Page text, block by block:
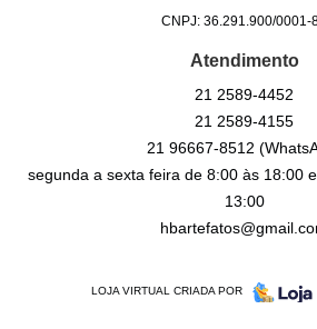
CNPJ: 36.291.900/0001-
Atendimento
21 2589-4452
21 2589-4155
21 96667-8512
segunda a sexta feira de 8:00 às 18:00
13:00
LOJA VIRTUAL CRIADA POR